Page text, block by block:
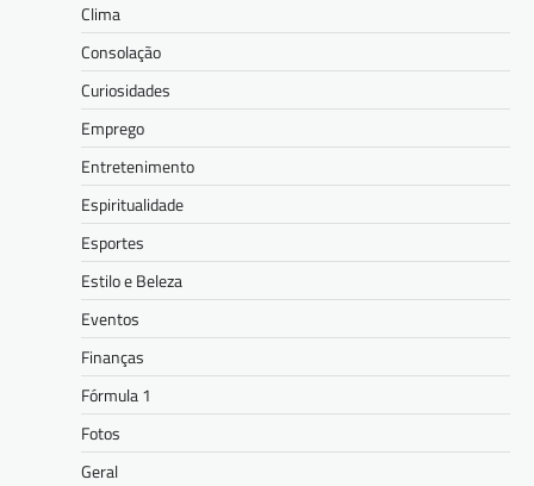
Clima
Consolação
Curiosidades
Emprego
Entretenimento
Espiritualidade
Esportes
Estilo e Beleza
Eventos
Finanças
Fórmula 1
Fotos
Geral